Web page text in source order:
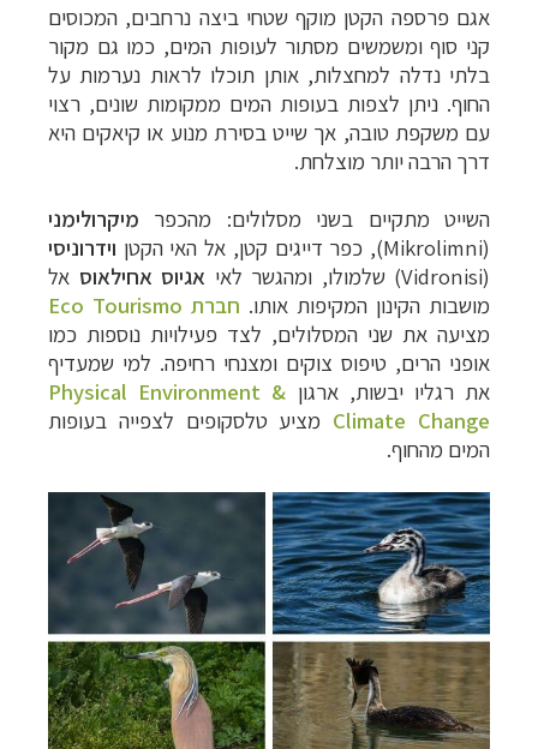
אגם פרספה הקטן מוקף שטחי ביצה נרחבים, המכוסים
קני סוף ומשמשים מסתור לעופות המים, כמו גם מקור
בלתי נדלה למחצלות, אותן תוכלו לראות נערמות על
החוף. ניתן לצפות בעופות המים ממקומות שונים, רצוי
עם משקפת טובה, אך שייט בסירת מנוע או קיאקים היא
דרך הרבה יותר מוצלחת.
השייט מתקיים בשני מסלולים: מהכפר מיקרולימני
(
Mikrolimni), כפר דייגים קטן, אל האי הקטן וידרוניסי
(
Vidronisi) שלמולו, ומהגשר לאי אגיוס אחילאוס אל
מושבות הקינון המקיפות אותו. חברת Eco Tourismo
מציעה את שני המסלולים, לצד פעילויות נוספות כמו
אופני הרים, טיפוס צוקים ומצנחי רחיפה. למי שמעדיף
את רגליו יבשות, ארגון Physical Environment &
Climate Change מציע טלסקופים לצפייה בעופות
המים מהחוף.